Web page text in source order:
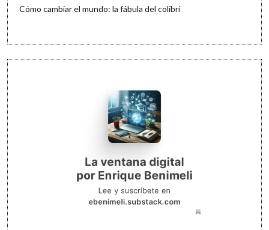
Cómo cambiar el mundo: la fábula del colibrí